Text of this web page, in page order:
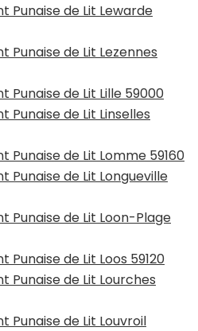
Punaise de Lit Lewarde
de Lit Lezennes
Punaise de Lit Lille 59000
de Lit Linselles
de Lit Lomme 59160
Punaise de Lit Longueville
Punaise de Lit Loon-Plage
de Lit Loos 59120
Punaise de Lit Lourches
Punaise de Lit Louvroil